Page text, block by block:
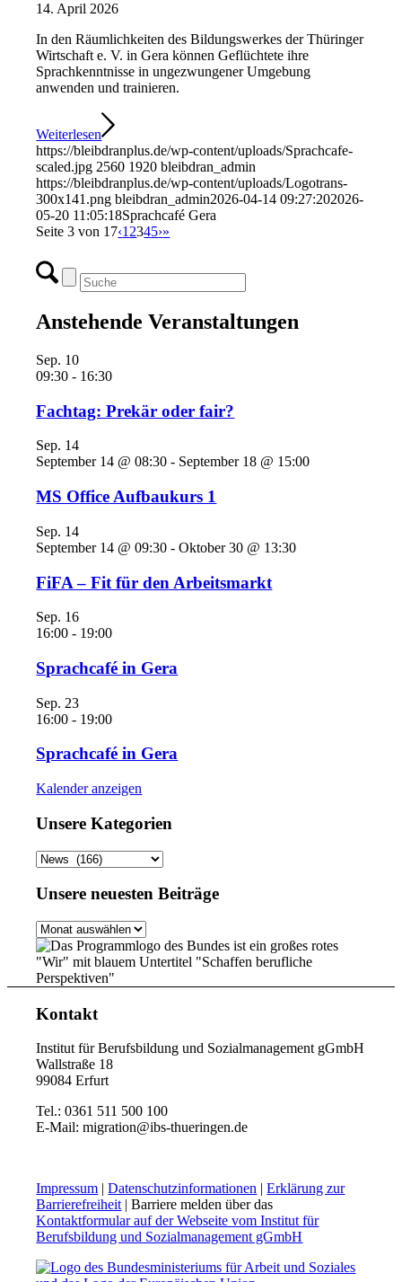
14. April 2026
In den Räumlichkeiten des Bildungswerkes der Thüringer
Wirtschaft e. V. in Gera können Geflüchtete ihre
Sprachkenntnisse in ungezwungener Umgebung
anwenden und trainieren.
Weiterlesen
https://bleibdranplus.de/wp-content/uploads/Sprachcafe-
scaled.jpg 2560 1920 bleibdran_admin
https://bleibdranplus.de/wp-content/uploads/Logotrans-
300x141.png bleibdran_admin2026-04-14 09:27:202026-
05-20 11:05:18Sprachcafé Gera
Seite 3 von 17‹1 2345›»
Anstehende Veranstaltungen
Sep. 10
09:30 - 16:30
Fachtag: Prekär oder fair?
Sep. 14
September 14 @ 08:30 - September 18 @ 15:00
MS Office Aufbaukurs 1
Sep. 14
September 14 @ 09:30 -Oktober 30 @ 13:30
FiFA – Fit für den Arbeitsmarkt
Sep. 16
16:00 - 19:00
Sprachcafé in Gera
Sep. 23
16:00 - 19:00
Sprachcafé in Gera
Kalender anzeigen
Unsere Kategorien
Unsere
Unsere neuesten Beiträge
Unsere
neuesten
Beiträge
Kontakt
Institut für Berufsbildung und Sozialmanagement gGmbH
Wallstraße 18
99084 Erfurt
Tel.: 0361 511 500 100
E-Mail: migration@ibs-thueringen.de
Impressum |Datenschutzinformationen |Erklärung zur
Barrierefreiheit| Barriere melden über das
Kontaktformular auf der Webseite vom Institut für
Berufsbildung und Sozialmanagement gGmbH